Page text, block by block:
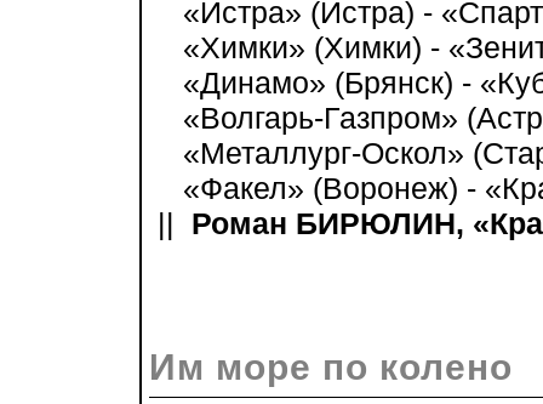
«Истра» (Истра) -
«Химки» (Химки) -
«Динамо» (Брянск) -
«Волгарь-Газпром»
«Металлург-Оскол»
«Факел» (Воронеж) -
||
Роман БИРЮЛИН,
Им море по колено